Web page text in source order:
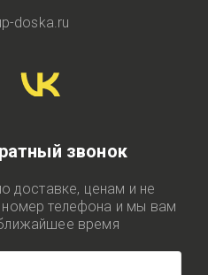
doska.ru
звонок
доставке, ценам и не
номер телефона и мы вам
время